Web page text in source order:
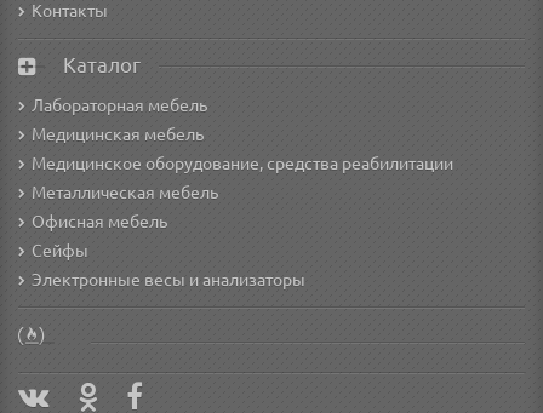
Контакты
Каталог
Лабораторная мебель
Медицинская мебель
Медицинское оборудование, средства реабилитации
Металлическая мебель
Офисная мебель
Сейфы
Электронные весы и анализаторы